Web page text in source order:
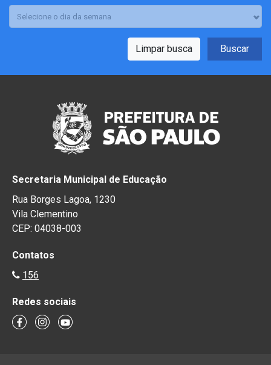
Selecione o dia da semana
Limpar busca Buscar
Secretaria Municipal de Educação
Rua Borges Lagoa, 1230
Vila Clementino
CEP: 04038-003
Contatos
156
Redes sociais